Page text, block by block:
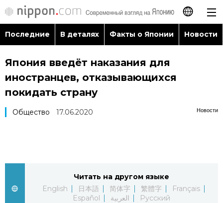
日本語
English
العربية
Последние
Последние В деталях Факты о Японии Новости
Япония введёт наказания для
иностранцев, отказывающихся
покидать страну
Новости
Общество 17.06.2020
Читать на другом языке
English
日本語 简体字 繁體字
Français
Español
العربية Русский